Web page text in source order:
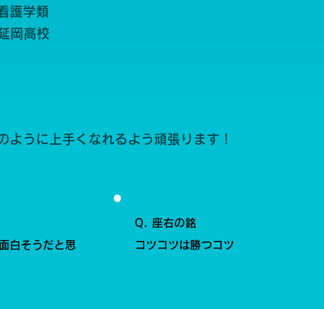
護学類
岡高校
白そうだと思
コツコツは勝つコツ
Q. 座右の銘
うに上手くなれるよう頑張ります！